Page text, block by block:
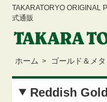
TAKARATORYO ORIGINAL
式通販
ホーム > ゴールド＆メ
Reddish